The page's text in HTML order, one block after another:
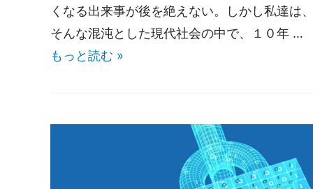
くなる出来事が後を絶えない。しかし私達は
そんな混沌とした現代社会の中で、１０年 …
もっと読む »